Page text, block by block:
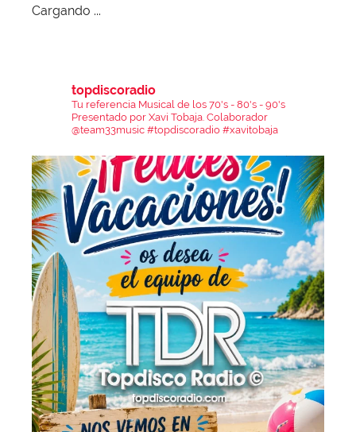
Cargando ...
topdiscoradio
Tu referencia Musical de los 70's - 80's - 90's
Presentado por Xavi Tobaja. Colaborador
@team33music #topdiscoradio #xavitobaja